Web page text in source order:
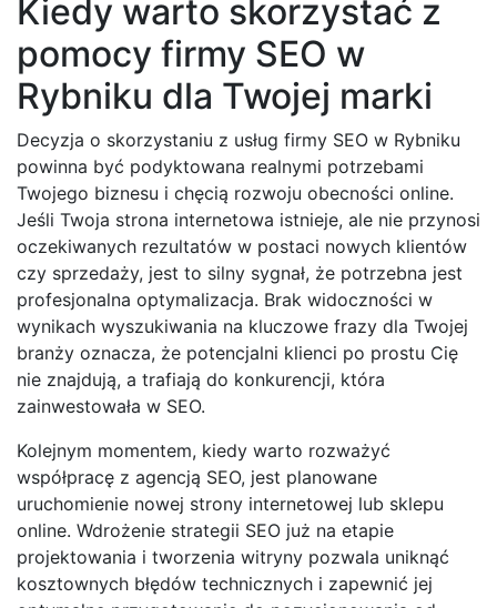
Kiedy warto skorzystać z
pomocy firmy SEO w
Rybniku dla Twojej marki
Decyzja o skorzystaniu z usług firmy SEO w Rybniku
powinna być podyktowana realnymi potrzebami
Twojego biznesu i chęcią rozwoju obecności online.
Jeśli Twoja strona internetowa istnieje, ale nie przynosi
oczekiwanych rezultatów w postaci nowych klientów
czy sprzedaży, jest to silny sygnał, że potrzebna jest
profesjonalna optymalizacja. Brak widoczności w
wynikach wyszukiwania na kluczowe frazy dla Twojej
branży oznacza, że potencjalni klienci po prostu Cię
nie znajdują, a trafiają do konkurencji, która
zainwestowała w SEO.
Kolejnym momentem, kiedy warto rozważyć
współpracę z agencją SEO, jest planowane
uruchomienie nowej strony internetowej lub sklepu
online. Wdrożenie strategii SEO już na etapie
projektowania i tworzenia witryny pozwala uniknąć
kosztownych błędów technicznych i zapewnić jej